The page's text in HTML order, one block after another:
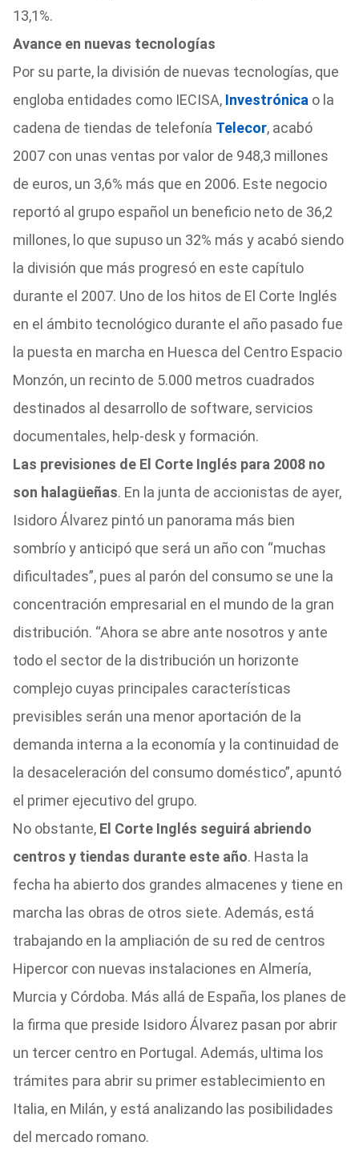
13,1%.
Avance en nuevas tecnologías
Por su parte, la división de nuevas tecnologías, que
engloba entidades como IECISA, Investrónica o la
cadena de tiendas de telefonía Telecor, acabó
2007 con unas ventas por valor de 948,3 millones
de euros, un 3,6% más que en 2006. Este negocio
reportó al grupo español un beneficio neto de 36,2
millones, lo que supuso un 32% más y acabó siendo
la división que más progresó en este capítulo
durante el 2007. Uno de los hitos de El Corte Inglés
en el ámbito tecnológico durante el año pasado fue
la puesta en marcha en Huesca del Centro Espacio
Monzón, un recinto de 5.000 metros cuadrados
destinados al desarrollo de software, servicios
documentales, help-desk y formación.
Las previsiones de El Corte Inglés para 2008 no
son halagüeñas. En la junta de accionistas de ayer,
Isidoro Álvarez pintó un panorama más bien
sombrío y anticipó que será un año con “muchas
dificultades”, pues al parón del consumo se une la
concentración empresarial en el mundo de la gran
distribución. “Ahora se abre ante nosotros y ante
todo el sector de la distribución un horizonte
complejo cuyas principales características
previsibles serán una menor aportación de la
demanda interna a la economía y la continuidad de
la desaceleración del consumo doméstico”, apuntó
el primer ejecutivo del grupo.
No obstante, El Corte Inglés seguirá abriendo
centros y tiendas durante este año. Hasta la
fecha ha abierto dos grandes almacenes y tiene en
marcha las obras de otros siete. Además, está
trabajando en la ampliación de su red de centros
Hipercor con nuevas instalaciones en Almería,
Murcia y Córdoba. Más allá de España, los planes de
la firma que preside Isidoro Álvarez pasan por abrir
un tercer centro en Portugal. Además, ultima los
trámites para abrir su primer establecimiento en
Italia, en Milán, y está analizando las posibilidades
del mercado romano.